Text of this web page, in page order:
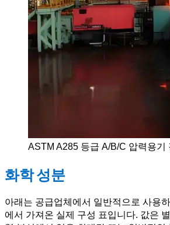
ASTM A285 등급 A/B/C 압력용기
화학 성분
아래는 공급업체에서 일반적으로 사용
에서 가져온 실제 구성 표입니다. 값은